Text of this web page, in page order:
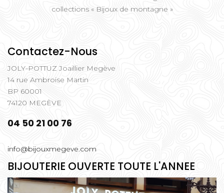
collections « Bijoux de montagne »
Contactez-Nous
JOLY-POTTUZ Joaillier Megève
14 rue Ambroise Martin
BP 60001
74120 MEGÈVE
04 50 21 00 76
info@bijouxmegeve.com
BIJOUTERIE OUVERTE TOUTE L'ANNEE